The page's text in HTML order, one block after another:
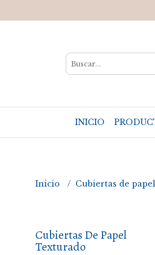
INICIO
Inicio Cubiertas de
Cubiertas De Papel
Texturado